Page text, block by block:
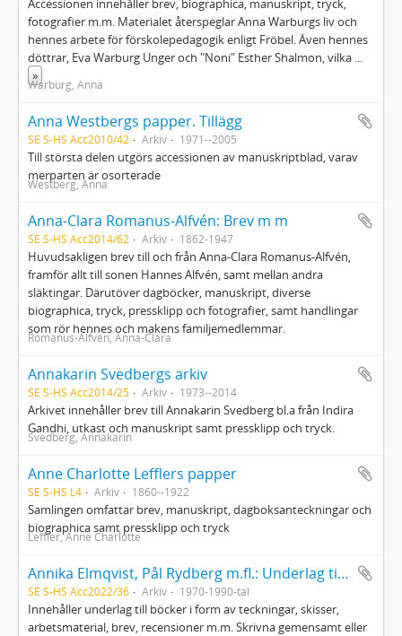
Accessionen innehåller brev, biographica, manuskript, tryck,
fotografier m.m. Materialet återspeglar Anna Warburgs liv och
hennes arbete för förskolepedagogik enligt Fröbel. Även hennes
döttrar, Eva Warburg Unger och "Noni" Esther Shalmon, vilka ...
»
Warburg, Anna
Anna Westbergs papper. Tillägg
SE S-HS Acc2010/42 Arkiv 1971--2005
Till största delen utgörs accessionen av manuskriptblad, varav
merparten är osorterade
Westberg, Anna
Anna-Clara Romanus-Alfvén: Brev m m
SE S-HS Acc2014/62 Arkiv 1862-1947
Huvudsakligen brev till och från Anna-Clara Romanus-Alfvén,
framför allt till sonen Hannes Alfvén, samt mellan andra
släktingar. Därutöver dagböcker, manuskript, diverse
biographica, tryck, pressklipp och fotografier, samt handlingar
som rör hennes och makens familjemedlemmar.
Romanus-Alfvén, Anna-Clara
Annakarin Svedbergs arkiv
SE S-HS Acc2014/25 Arkiv 1973--2014
Arkivet innehåller brev till Annakarin Svedberg bl.a från Indira
Gandhi, utkast och manuskript samt pressklipp och tryck.
Svedberg, Annakarin
Anne Charlotte Lefflers papper
SE S-HS L4 Arkiv 1860--1922
Samlingen omfattar brev, manuskript, dagboksanteckningar och
biographica samt pressklipp och tryck
Leffler, Anne Charlotte
Annika Elmqvist, Pål Rydberg m.fl.: Underlag till flera böcker
SE S-HS Acc2022/36 Arkiv 1970-1990-tal
Innehåller underlag till böcker i form av teckningar, skisser,
arbetsmaterial, brev, recensioner m.m. Skrivna gemensamt eller